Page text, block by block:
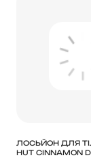
ЛОСЬЙОН ДЛЯ
HUT CINNAMON